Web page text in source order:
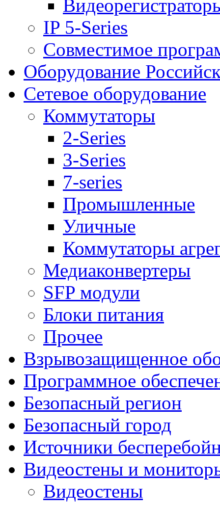
IP 5-Series
Совместимое
Оборудование
Сетевое оборудование
Коммутаторы
2-Series
3-Series
7-series
Промышленные
Уличные
Коммутаторы
Медиаконвертеры
SFP модули
Блоки питания
Прочее
Взрывозащищенное
Программное
Безопасный регион
Безопасный город
Источники
Видеостены и
Видеостены